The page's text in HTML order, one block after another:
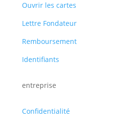
Ouvrir les cartes
Lettre Fondateur
Remboursement
Identifiants
entreprise
Confidentialité